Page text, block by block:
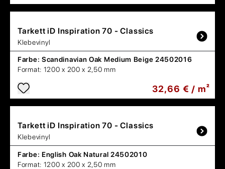
Tarkett iD Inspiration 70 - Classics
Klebevinyl
Farbe: Scandinavian Oak Medium Beige 24502016
Format: 1200 x 200 x 2,50 mm
32,66 € / m²
Tarkett iD Inspiration 70 - Classics
Klebevinyl
Farbe: English Oak Natural 24502010
Format: 1200 x 200 x 2,50 mm